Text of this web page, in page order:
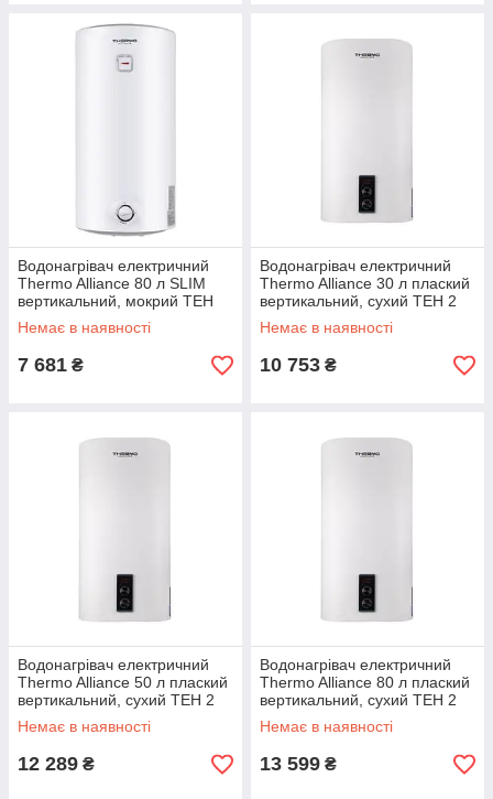
Водонагрівач електричний
Thermo Alliance 80 л SLIM
вертикальний, мокрий ТЕН
1,5 кВт D80V15Q2
Немає в наявності
7 681 ₴
Водонагрівач електричний
Thermo Alliance 30 л плаский
вертикальний, сухий ТЕН 2
кВт (0,8+1,2) DT30V20G(PD)-
D/2
Немає в наявності
10 753 ₴
Водонагрівач електричний
Thermo Alliance 50 л плаский
вертикальний, сухий ТЕН 2
кВт (0,8+1,2) DT50V20G(PD)-
D/2
Немає в наявності
12 289 ₴
Водонагрівач електричний
Thermo Alliance 80 л плаский
вертикальний, сухий ТЕН 2
кВт (0,8+1,2) DT80V20G(PD)-
D/2
Немає в наявності
13 599 ₴